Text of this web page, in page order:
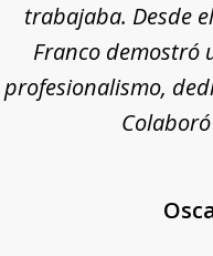
trabajaba. Desde
Franco demostró
profesionalismo,